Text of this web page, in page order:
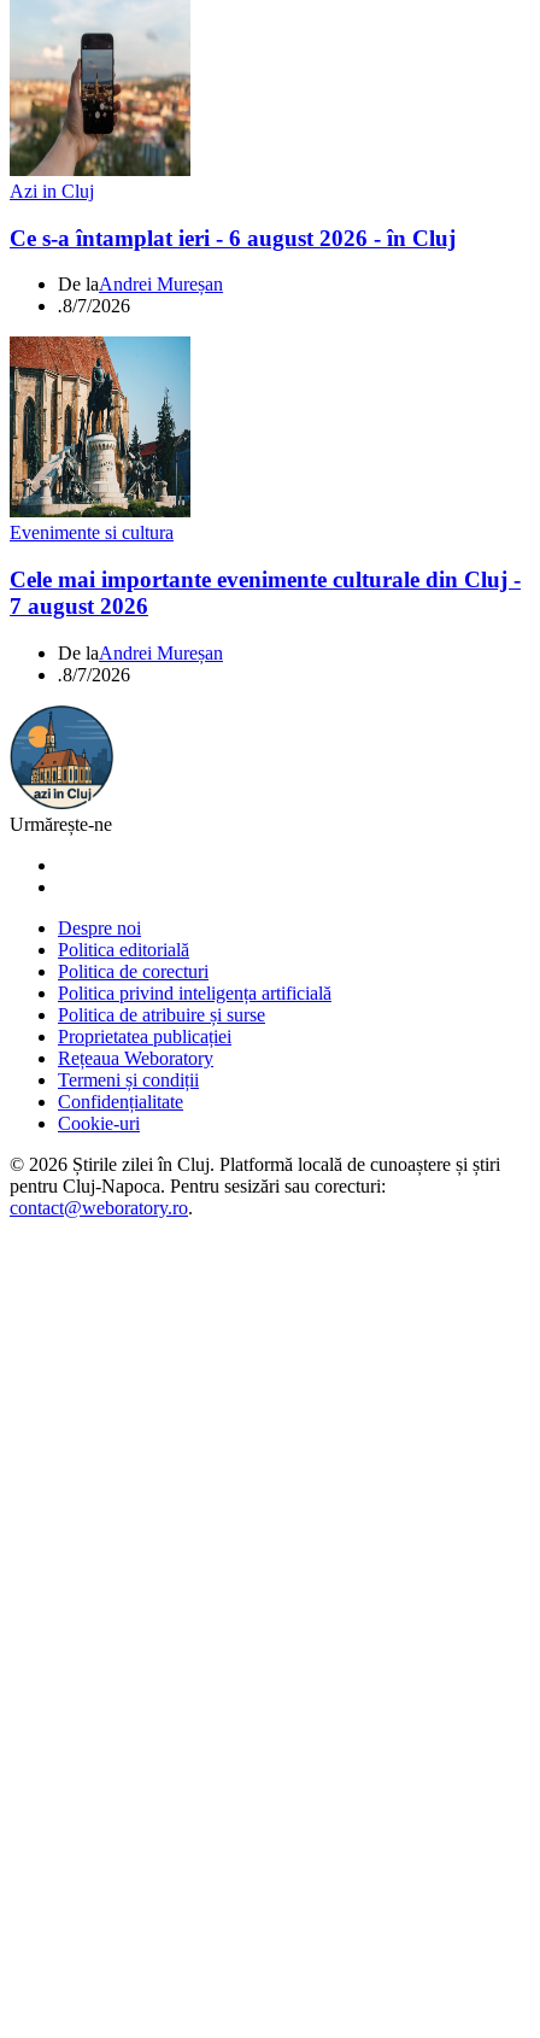
Azi in Cluj
Ce s-a întamplat ieri - 6 august 2026 - în Cluj
De laAndrei Mureșan
.8/7/2026
Evenimente si cultura
Cele mai importante evenimente culturale din Cluj -
7 august 2026
De laAndrei Mureșan
.8/7/2026
Urmărește-ne
Despre noi
Politica editorială
Politica de corecturi
Politica privind inteligența artificială
Politica de atribuire și surse
Proprietatea publicației
Rețeaua Weboratory
Termeni și condiții
Confidențialitate
Cookie-uri
© 2026 Știrile zilei în Cluj. Platformă locală de cunoaștere și știri
pentru Cluj-Napoca. Pentru sesizări sau corecturi:
contact@weboratory.ro.